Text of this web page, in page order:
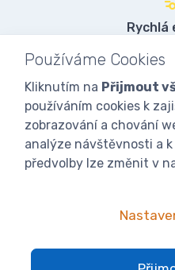
Rychlá
přes 3000
a sklad
Používáme Cookies
Kliknutím na Přijmout
používáním cookies k
zobrazování a chování
analýze návštěvnosti a
předvolby lze změnit v